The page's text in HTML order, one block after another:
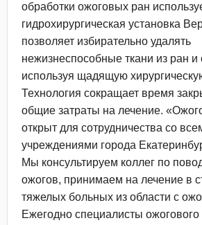
обработки ожоговых ран
гидрохирургическая установка
позволяет избирательно удалять
нежизнеспособные ткани из ран и
используя щадящую
Технология сокращает время
общие затраты на лечение.
открыт для сотрудничества со
учреждениями города
Мы консультируем коллег по
ожогов, принимаем на лечение в
тяжелых больных из области с
Ежегодно специалисты ожогового